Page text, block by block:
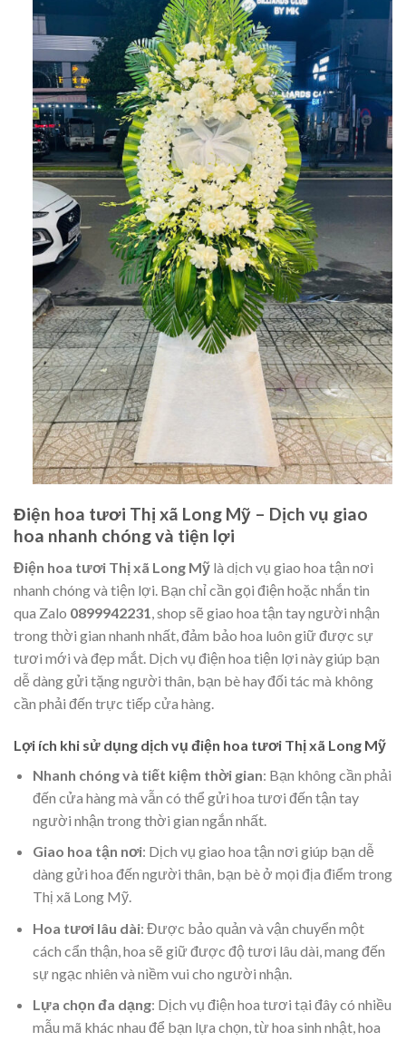
Điện hoa tươi Thị xã Long Mỹ – Dịch vụ giao
hoa nhanh chóng và tiện lợi
Điện hoa tươi Thị xã Long Mỹ là dịch vụ giao hoa tận nơi
nhanh chóng và tiện lợi. Bạn chỉ cần gọi điện hoặc nhắn tin
qua Zalo 0899942231, shop sẽ giao hoa tận tay người nhận
trong thời gian nhanh nhất, đảm bảo hoa luôn giữ được sự
tươi mới và đẹp mắt. Dịch vụ điện hoa tiện lợi này giúp bạn
dễ dàng gửi tặng người thân, bạn bè hay đối tác mà không
cần phải đến trực tiếp cửa hàng.
Lợi ích khi sử dụng dịch vụ điện hoa tươi Thị xã Long Mỹ
Nhanh chóng và tiết kiệm thời gian: Bạn không cần phải
đến cửa hàng mà vẫn có thể gửi hoa tươi đến tận tay
người nhận trong thời gian ngắn nhất.
Giao hoa tận nơi: Dịch vụ giao hoa tận nơi giúp bạn dễ
dàng gửi hoa đến người thân, bạn bè ở mọi địa điểm trong
Thị xã Long Mỹ.
Hoa tươi lâu dài: Được bảo quản và vận chuyển một
cách cẩn thận, hoa sẽ giữ được độ tươi lâu dài, mang đến
sự ngạc nhiên và niềm vui cho người nhận.
Lựa chọn đa dạng: Dịch vụ điện hoa tươi tại đây có nhiều
mẫu mã khác nhau để bạn lựa chọn, từ hoa sinh nhật, hoa